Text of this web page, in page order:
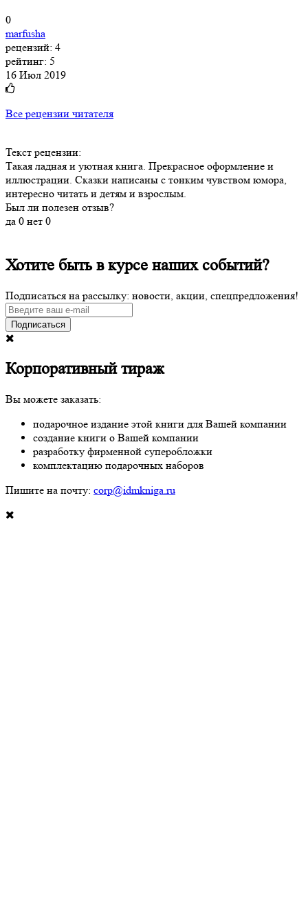
0
marfusha
рецензий: 4
рейтинг: 5
16 Июл 2019
Все рецензии читателя
Текст рецензии:
Такая ладная и уютная книга. Прекрасное оформление и
иллюстрации. Сказки написаны с тонким чувством юмора,
интересно читать и детям и взрослым.
Был ли полезен отзыв?
да 0 нет 0
Хотите быть в курсе наших событий?
Подписаться на рассылку: новости, акции, спецпредложения!
Подписаться
Корпоративный тираж
Вы можете заказать:
подарочное издание этой книги для Вашей компании
создание книги о Вашей компании
разработку фирменной суперобложки
комплектацию подарочных наборов
Пишите на почту: corp@idmkniga.ru